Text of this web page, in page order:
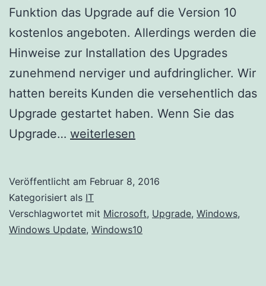
Funktion das Upgrade auf die Version 10
kostenlos angeboten. Allerdings werden die
Hinweise zur Installation des Upgrades
zunehmend nerviger und aufdringlicher. Wir
hatten bereits Kunden die versehentlich das
Upgrade gestartet haben. Wenn Sie das
Upgrade… Upgrade
Windows
10
deaktivieren
weiterlesen
Veröffentlicht am Februar 8, 2016
Kategorisiert als IT
Verschlagwortet mit Microsoft, Upgrade, Windows,
Windows Update, Windows10